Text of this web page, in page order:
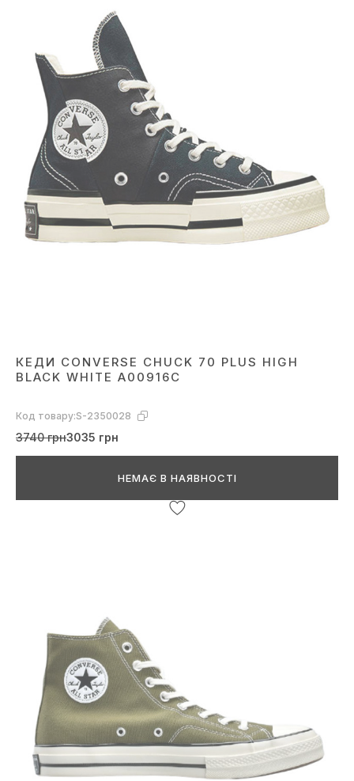
КЕДИ CONVERSE CHUCK 70 PLUS HIGH
BLACK WHITE A00916C
Код товару:S-2350028
3740 грн3035 грн
НЕМАЄ В НАЯВНОСТІ